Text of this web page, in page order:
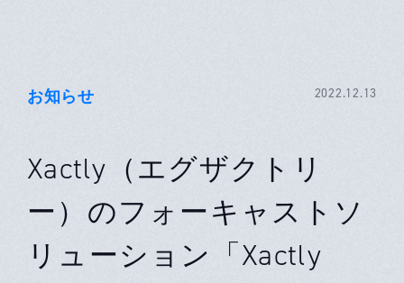
お知らせ 2022.12.13
Xactly（エグザクトリ
ー）のフォーキャストソ
リューション「Xactly